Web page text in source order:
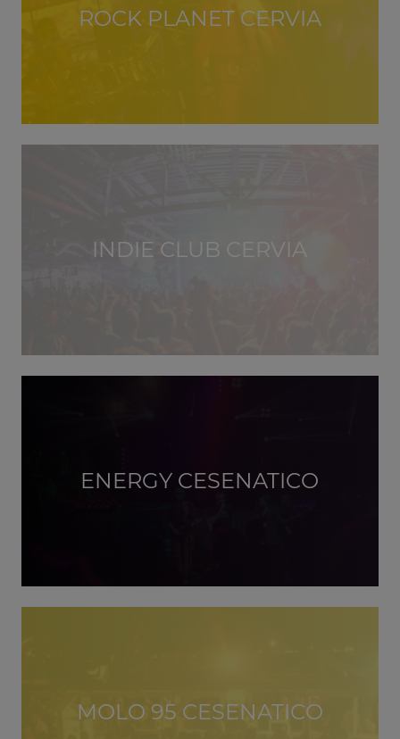
ROCK PLANET CERVIA
INDIE CLUB CERVIA
ENERGY CESENATICO
MOLO 95 CESENATICO